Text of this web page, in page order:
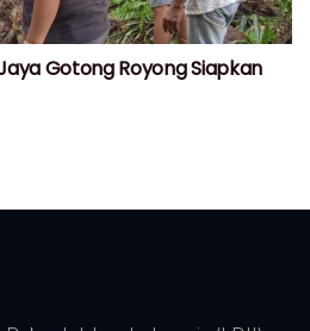
Gotong Royong Siapkan